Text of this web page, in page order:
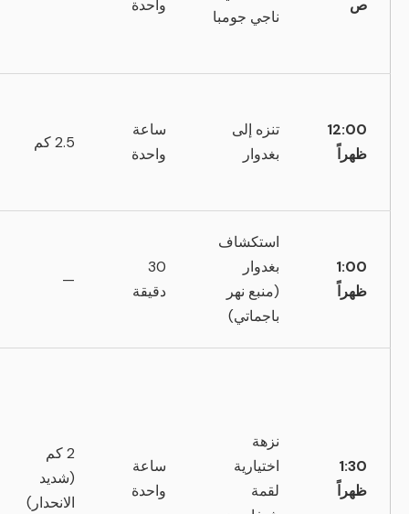
ص
ناجي جومبا
واحدة
12:00
ظهراً
تنزه إلى
بغدوار
ساعة
واحدة
2.5 كم
1:00
ظهراً
استكشاف
بغدوار
(منبع نهر
باجماتي)
30
دقيقة
—
1:30
ظهراً
نزهة
اختيارية
لقمة
ساعة
واحدة
2 كم
(شديد
الانحدار)